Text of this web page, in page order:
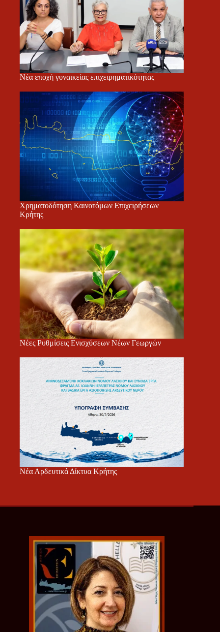
Νέα εποχή γυναικείας επιχειρηματικότητας
Χρηματοδότηση Καινοτόμων Επιχειρήσεων
Κρήτης
Νέες Ρυθμίσεις Ενισχύσεων Νέων Γεωργών
Νέα Αρδευτικά Δίκτυα Κρήτης